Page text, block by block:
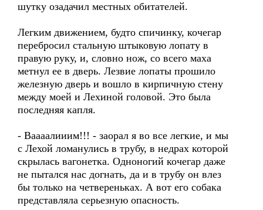
шутку озадачил местных обитателей.
Легким движением, будто спичинку, кочегар
перебросил стальную штыковую лопату в
правую руку, и, словно нож, со всего маха
метнул ее в дверь. Лезвие лопаты прошило
железную дверь и вошло в кирпичную стену
между моей и Лехиной головой. Это была
последняя капля.
- Ваааалииим!!! - заорал я во все легкие, и мы
с Лехой ломанулись в трубу, в недрах которой
скрылась вагонетка. Одноногий кочегар даже
не пытался нас догнать, да и в трубу он влез
бы только на четвереньках. А вот его собака
представляла серьезную опасность.